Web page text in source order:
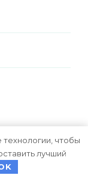
технологии, чтобы
лучший